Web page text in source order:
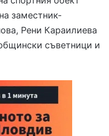
заместник-
Рени Караилиева
съветници и